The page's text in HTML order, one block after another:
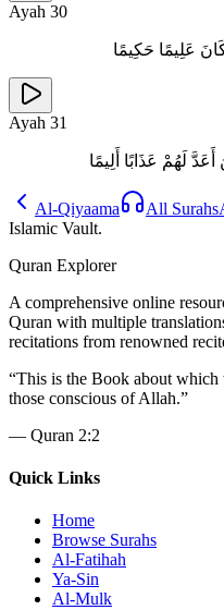
Ayah 30
عَلِيمًا حَكِيمًا
Ayah 31
لَهُمْ عَذَابًا أَلِيمًا
Al-Qiyaama All Surahs
Islamic Vault.
Quran Explorer
A comprehensive online
Quran with multiple
recitations from renowned
“This is the Book about which
those conscious of Allah.”
— Quran 2:2
Quick Links
Home
Browse Surahs
Al-Fatihah
Ya-Sin
Al-Mulk